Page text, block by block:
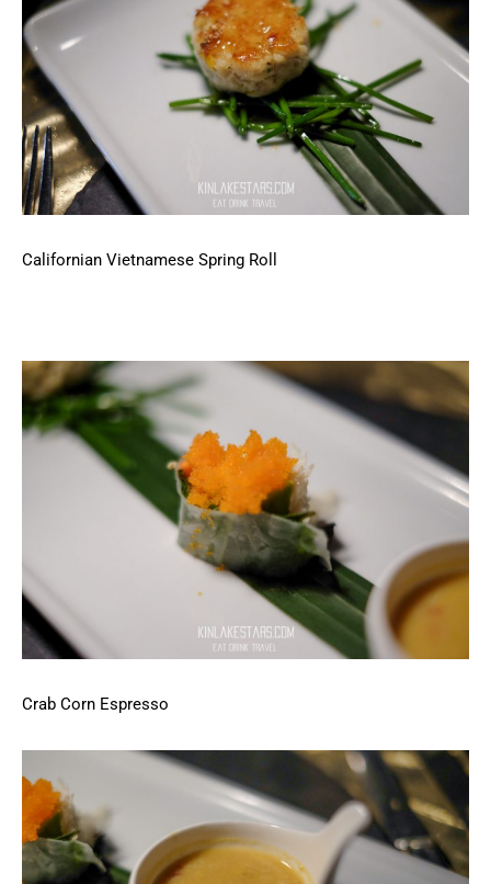
Californian Vietnamese Spring Roll
Crab Corn Espresso